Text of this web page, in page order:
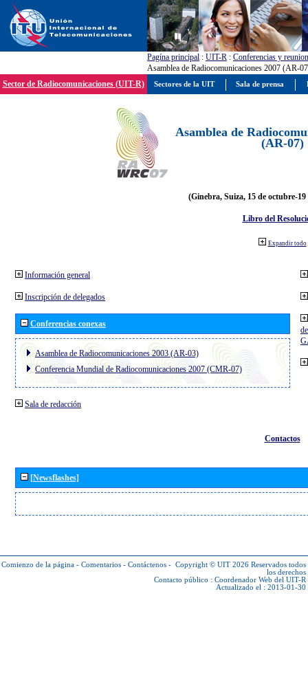
Pagína principal : UIT-R : Conferencias y
Asamblea de Radiocomunicaciones 2007 (AR-
Sector de Radiocomunicaciones (UIT-R)
Asamblea de
(AR-07)
(Ginebra, Suiza, 15 de octubre-19
Libro del
Expandir todo
Información general
Inscripción de delegados
Conferencias conexas
Asamblea de Radiocomunicaciones 2003 (AR-03)
Conferencia Mundial de Radiocomunicaciones 2007 (CMR-07)
Sala de redacción
Contactos
[Newsflashes]
Comienzo de la página - Comentarios - Contáctenos - Copyright © UIT 2026 Reservados todos
los derechos
Contacto público : Coordenador Web del UIT-R
Actualizado el : 2013-01-30
Sectores de la UIT Sala de prensa